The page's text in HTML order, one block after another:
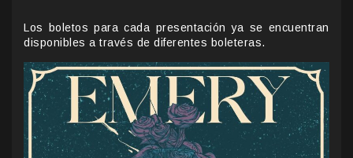
Los boletos para cada presentación ya se encuentran
disponibles a través de diferentes boleteras.